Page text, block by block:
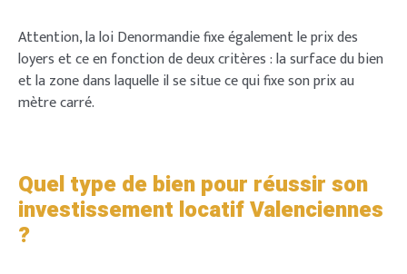
Attention, la loi Denormandie fixe également le prix des
loyers et ce en fonction de deux critères : la surface du bien
et la zone dans laquelle il se situe ce qui fixe son prix au
mètre carré.
Quel type de bien pour réussir son
investissement locatif Valenciennes
?